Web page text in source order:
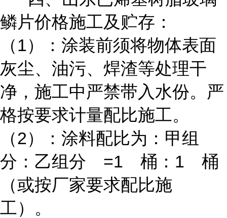
鳞片价格施工及贮存：
（1）：涂装前须将物体表面
灰尘、油污、焊渣等处理干
净，施工中严禁带入水份。严
格按要求计量配比施工。
（2）：涂料配比为：甲组
分：乙组分 =1 桶：1 桶
（或按厂家要求配比施
工）。